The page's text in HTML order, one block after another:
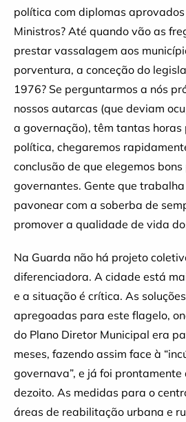
política com diplomas aprovados
Ministros? Até quando vão as
prestar vassalagem aos
porventura, a conceção do
1976? Se perguntarmos a nós
nossos autarcas (que deviam
a governação), têm tantas
política, chegaremos
conclusão de que elegemos
governantes. Gente que
pavonear com a soberba de
promover a qualidade de vida
Na Guarda não há projeto
diferenciadora. A cidade está
e a situação é crítica. As
apregoadas para este flagelo,
do Plano Diretor Municipal era
meses, fazendo assim face à
governava”, e já foi
dezoito. As medidas para o
áreas de reabilitação urbana e